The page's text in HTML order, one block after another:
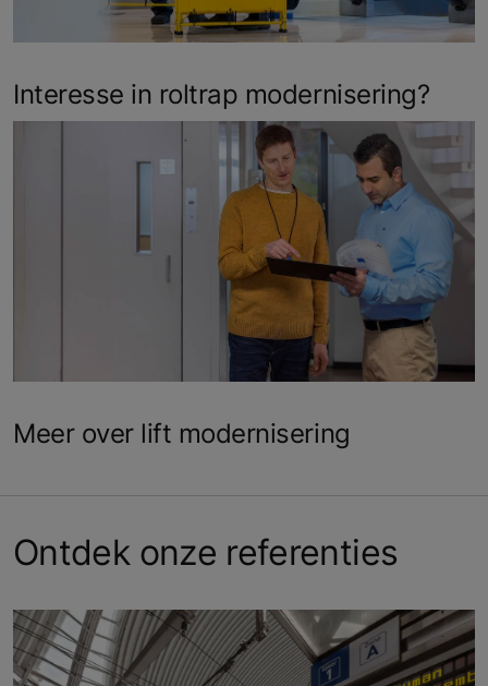
Interesse in roltrap modernisering?
Meer over lift modernisering
Ontdek onze referenties